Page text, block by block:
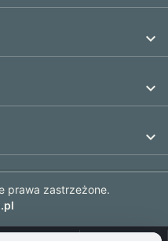


keyboard_arrow_down
prawa zastrzeżone.